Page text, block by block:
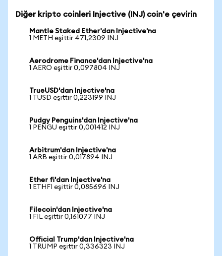
Diğer kripto coinleri Injective (INJ) coin'e çevirin
Mantle Staked Ether'dan Injective'na
1 METH eşittir 471,2309 INJ
Aerodrome Finance'dan Injective'na
1 AERO eşittir 0,097804 INJ
TrueUSD'dan Injective'na
1 TUSD eşittir 0,223199 INJ
Pudgy Penguins'dan Injective'na
1 PENGU eşittir 0,001412 INJ
Arbitrum'dan Injective'na
1 ARB eşittir 0,017894 INJ
Ether fi'dan Injective'na
1 ETHFI eşittir 0,085696 INJ
Filecoin'dan Injective'na
1 FIL eşittir 0,161077 INJ
Official Trump'dan Injective'na
1 TRUMP eşittir 0,336323 INJ